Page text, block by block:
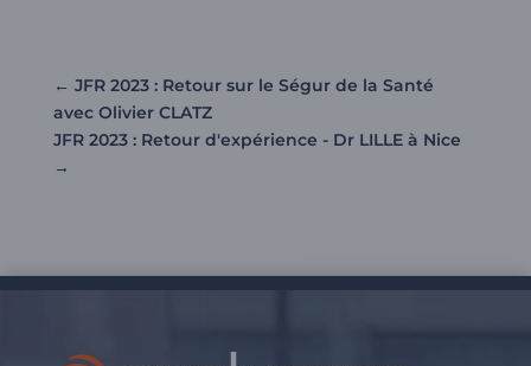
← JFR 2023 : Retour sur le Ségur de la Santé
avec Olivier CLATZ
JFR 2023 : Retour d'expérience - Dr LILLE à Nice
→